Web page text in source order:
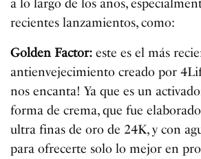
a lo largo de los años,
recientes lanzamientos, como:
Golden Factor: este es el más
antienvejecimiento creado por
nos encanta! Ya que es un
forma de crema, que fue
ultra finas de oro de 24K, y con
para ofrecerte solo lo mejor en